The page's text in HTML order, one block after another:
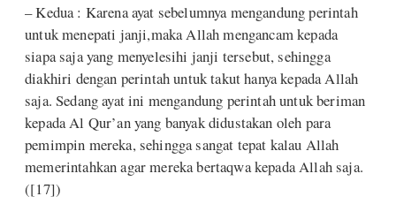
– Kedua : Karena ayat sebelumnya mengandung perintah
untuk menepati janji,maka Allah mengancam kepada
siapa saja yang menyelesihi janji tersebut, sehingga
diakhiri dengan perintah untuk takut hanya kepada Allah
saja. Sedang ayat ini mengandung perintah untuk beriman
kepada Al Qur’an yang banyak didustakan oleh para
pemimpin mereka, sehingga sangat tepat kalau Allah
memerintahkan agar mereka bertaqwa kepada Allah saja.
([17])